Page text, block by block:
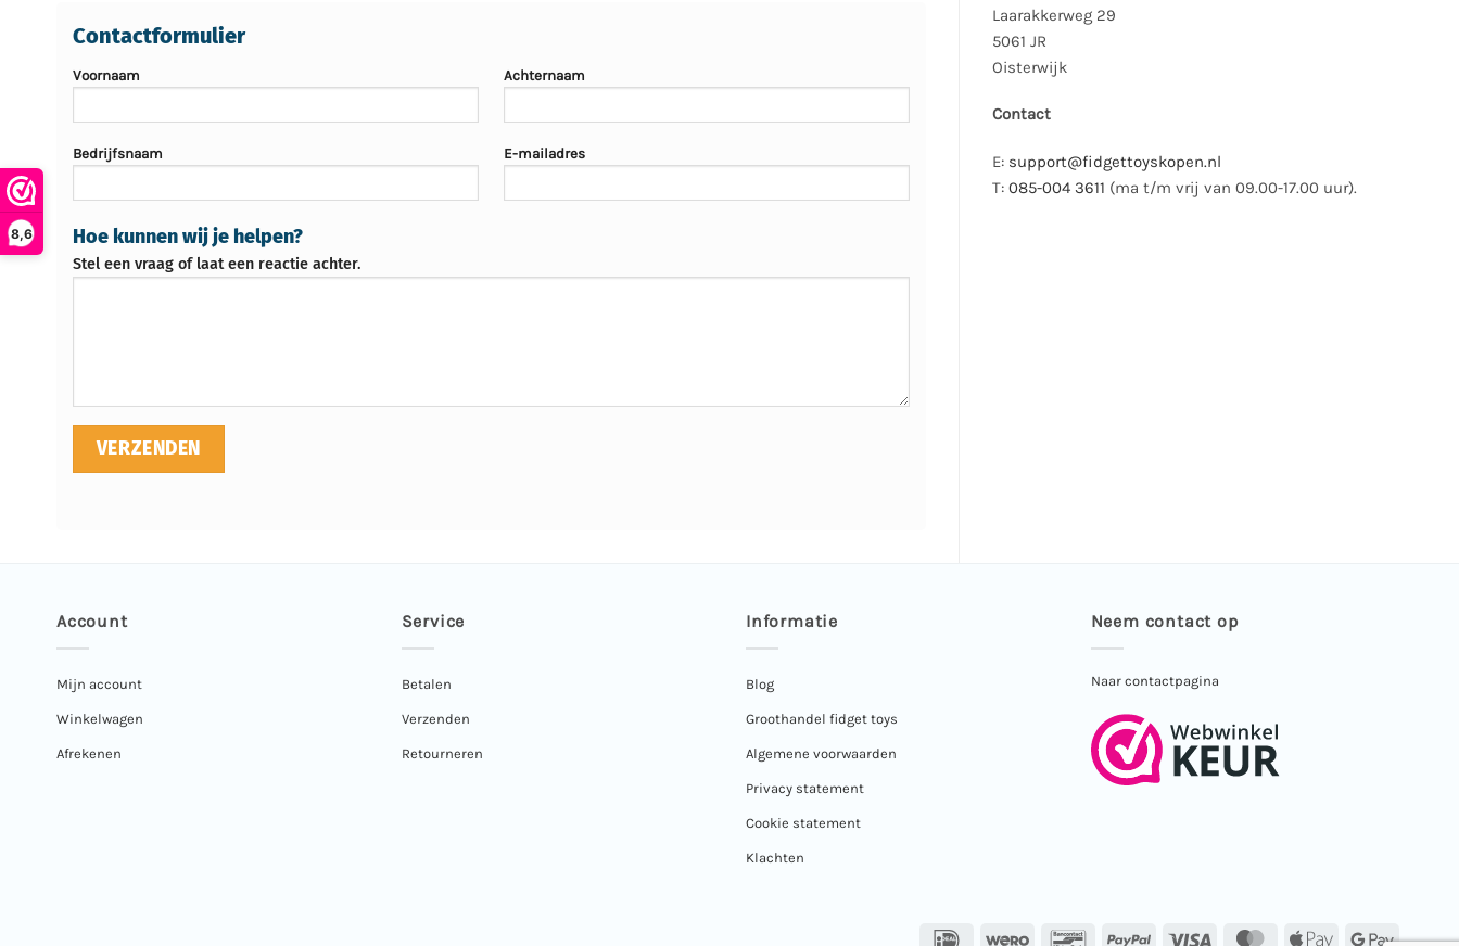
8,6
Contactformulier
Voornaam Achternaam
Bedrijfsnaam E-mailadres
Hoe kunnen wij je helpen?
Stel een vraag of laat een reactie achter.
Laarakkerweg 29
5061 JR
Oisterwijk
Contact
E: support@fidgettoyskopen.nl
T: 085-004 3611 (ma t/m vrij van 09.00-17.00 uur).
Account
Mijn account
Winkelwagen
Afrekenen
Service
Betalen
Verzenden
Retourneren
Informatie
Blog
Groothandel fidget toys
Algemene voorwaarden
Privacy statement
Cookie statement
Klachten
Neem contact op
Naar contactpagina
IDeal Wero BancontactPayPal Visa MasterCard
Apple Google